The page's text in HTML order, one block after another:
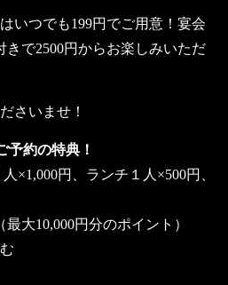
いつでも199円でご用意！宴会
きで2500円からお楽しみいただ
さいませ！
予約の特典！
×1,000円、ランチ１人×500円、
大10,000円分のポイント）